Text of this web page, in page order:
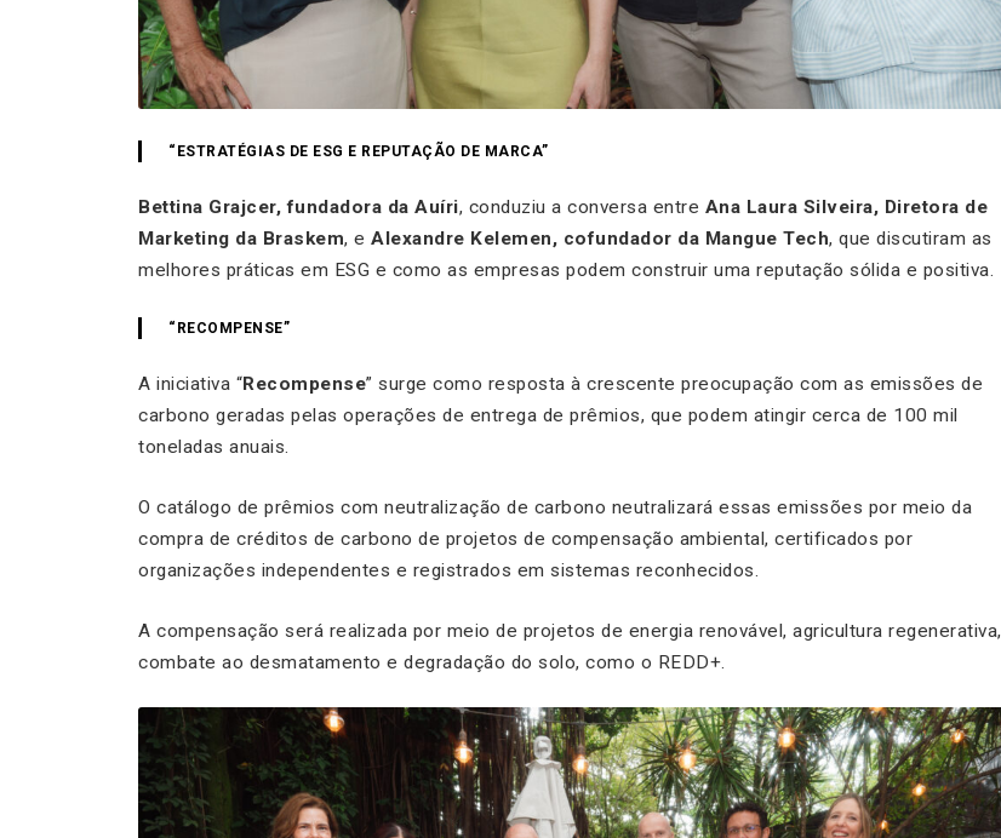
“ESTRATÉGIAS DE ESG E REPUTAÇÃO DE MARCA”
Bettina Grajcer, fundadora da Auíri, conduziu a conversa entre Ana Laura Silveira, Diretora de
Marketing da Braskem, e Alexandre Kelemen, cofundador da Mangue Tech, que discutiram as
melhores práticas em ESG e como as empresas podem construir uma reputação sólida e positiva.
“RECOMPENSE”
A iniciativa “Recompense” surge como resposta à crescente preocupação com as emissões de
carbono geradas pelas operações de entrega de prêmios, que podem atingir cerca de 100 mil
toneladas anuais.
O catálogo de prêmios com neutralização de carbono neutralizará essas emissões por meio da
compra de créditos de carbono de projetos de compensação ambiental, certificados por
organizações independentes e registrados em sistemas reconhecidos.
A compensação será realizada por meio de projetos de energia renovável, agricultura regenerativa,
combate ao desmatamento e degradação do solo, como o REDD+.